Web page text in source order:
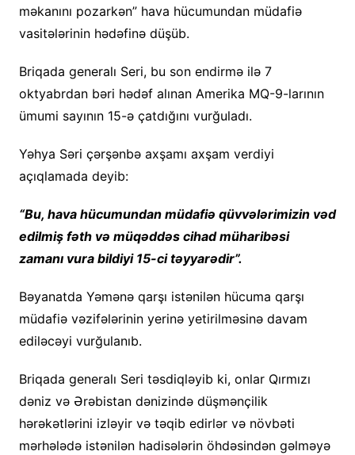
məkanını pozarkən” hava hücumundan müdafiə
vasitələrinin hədəfinə düşüb.
Briqada generalı Seri, bu son endirmə ilə 7
oktyabrdan bəri hədəf alınan Amerika MQ-9-larının
ümumi sayının 15-ə çatdığını vurğuladı.
Yəhya Səri çərşənbə axşamı axşam verdiyi
açıqlamada deyib:
“Bu, hava hücumundan müdafiə qüvvələrimizin vəd
edilmiş fəth və müqəddəs cihad müharibəsi
zamanı vura bildiyi 15-ci təyyarədir”.
Bəyanatda Yəmənə qarşı istənilən hücuma qarşı
müdafiə vəzifələrinin yerinə yetirilməsinə davam
ediləcəyi vurğulanıb.
Briqada generalı Seri təsdiqləyib ki, onlar Qırmızı
dəniz və Ərəbistan dənizində düşmənçilik
hərəkətlərini izləyir və təqib edirlər və növbəti
mərhələdə istənilən hadisələrin öhdəsindən gəlməyə